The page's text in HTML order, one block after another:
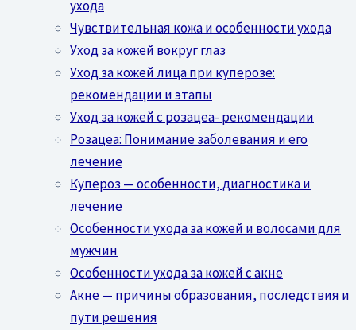
ухода
Чувствительная кожа и особенности ухода
Уход за кожей вокруг глаз
Уход за кожей лица при куперозе:
рекомендации и этапы
Уход за кожей с розацеа- рекомендации
Розацеа: Понимание заболевания и его
лечение
Купероз — особенности, диагностика и
лечение
Особенности ухода за кожей и волосами для
мужчин
Особенности ухода за кожей с акне
Акне — причины образования, последствия и
пути решения